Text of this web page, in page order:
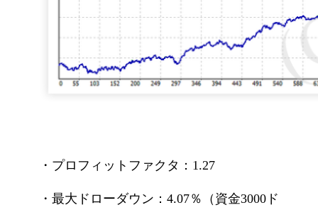
・プロフィットファクタ：1.27
・最大ドローダウン：4.07％（資金3000ド